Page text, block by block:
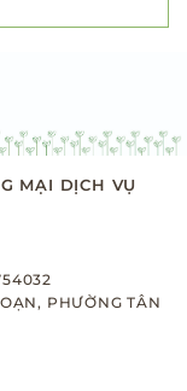
MẠI DỊCH VỤ
PHƯỜNG TÂN